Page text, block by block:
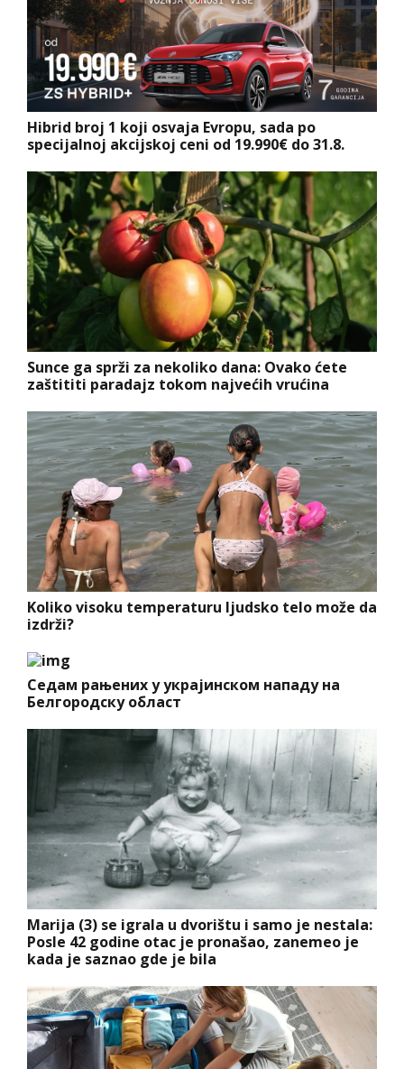
Hibrid broj 1 koji osvaja Evropu, sada po
specijalnoj akcijskoj ceni od 19.990€ do 31.8.
Sunce ga sprži za nekoliko dana: Ovako ćete
zaštititi paradajz tokom najvećih vrućina
Koliko visoku temperaturu ljudsko telo može da
izdrži?
Седам рањених у украјинском нападу на
Белгородску област
Marija (3) se igrala u dvorištu i samo je nestala:
Posle 42 godine otac je pronašao, zanemeo je
kada je saznao gde je bila